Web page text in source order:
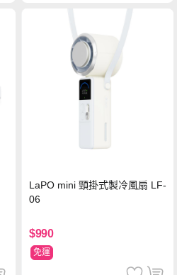
LaPO mini 頸掛式製冷風扇 LF-
06
$990
免運